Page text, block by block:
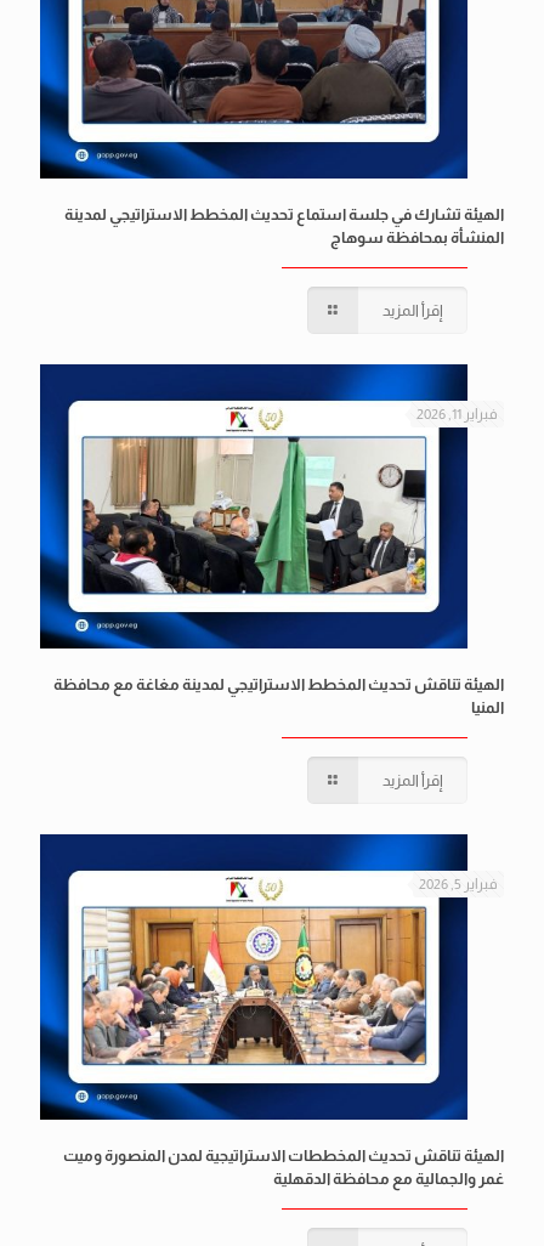
الهيئة تشارك في جلسة استماع تحديث المخطط الاستراتيجي لمدينة
المنشأة بمحافظة سوهاج
إقرأ المزيد
فبراير 11, 2026
الهيئة تناقش تحديث المخطط الاستراتيجي لمدينة مغاغة مع محافظة
المنيا
إقرأ المزيد
فبراير 5, 2026
الهيئة تناقش تحديث المخططات الاستراتيجية لمدن المنصورة وميت
غمر والجمالية مع محافظة الدقهلية